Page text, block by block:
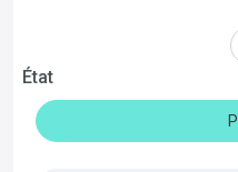
État